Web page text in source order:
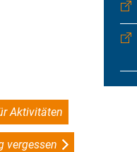
Aktivitäten
vergessen